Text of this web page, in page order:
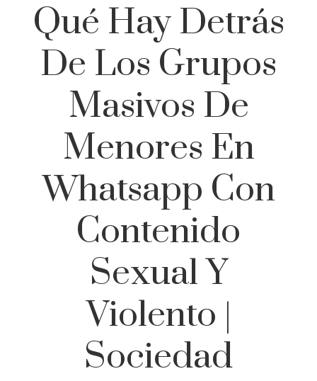
Qué Hay Detrás
De Los Grupos
Masivos De
Menores En
Whatsapp Con
Contenido
Sexual Y
Violento |
Sociedad